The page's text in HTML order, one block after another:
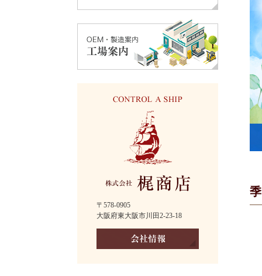
〒578-0905
大阪府東大阪市川田2-23-18